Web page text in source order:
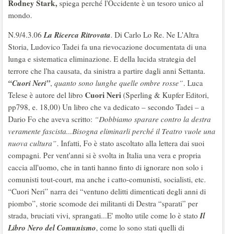
Rodney Stark, spiega perché l'Occidente è un tesoro unico al
mondo.
N.9/4.3.06La Ricerca Ritrovata. Di Carlo Lo Re. Ne L'Altra
Storia, Ludovico Tadei fa una rievocazione documentata di una
lunga e sistematica eliminazione. E della lucida strategia del
terrore che l'ha causata, da sinistra a partire dagli anni Settanta.
“Cuori Neri”, quanto sono lunghe quelle ombre rosse”. Luca
Telese è autore del libro Cuori Neri (Sperling & Kupfer Editori,
pp798, e. 18,00) Un libro che va dedicato – secondo Tadei – a
Dario Fo che aveva scritto: “Dobbiamo sparare contro la destra
veramente fascista...Bisogna eliminarli perché il Teatro vuole una
nuova cultura”. Infatti, Fo è stato ascoltato alla lettera dai suoi
compagni. Per vent'anni si è svolta in Italia una vera e propria
caccia all'uomo, che in tanti hanno finto di ignorare non solo i
comunisti tout-court, ma anche i catto-comunisti, socialisti, etc.
“Cuori Neri” narra dei “ventuno delitti dimenticati degli anni di
piombo”, storie scomode dei militanti di Destra “sparati” per
strada, bruciati vivi, sprangati...E' molto utile come lo è statoIl
Libro Nero del Comunismo, come lo sono stati quelli di